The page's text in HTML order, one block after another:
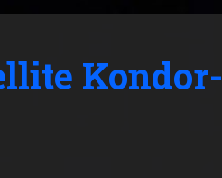
Kondor-